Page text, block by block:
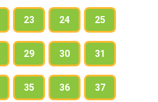
интересными
такое же имя, как у
23 24 25
29 30 31
35 36 37